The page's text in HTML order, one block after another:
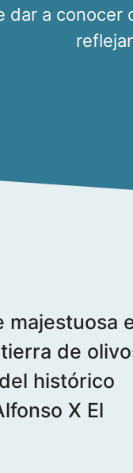
a
majestuosa
de
histórico
X El